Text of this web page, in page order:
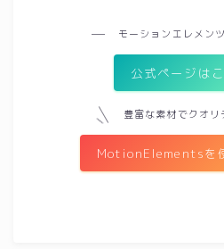
モーションエレメン
公式ページは
豊富な素材でクオリ
MotionElementsを